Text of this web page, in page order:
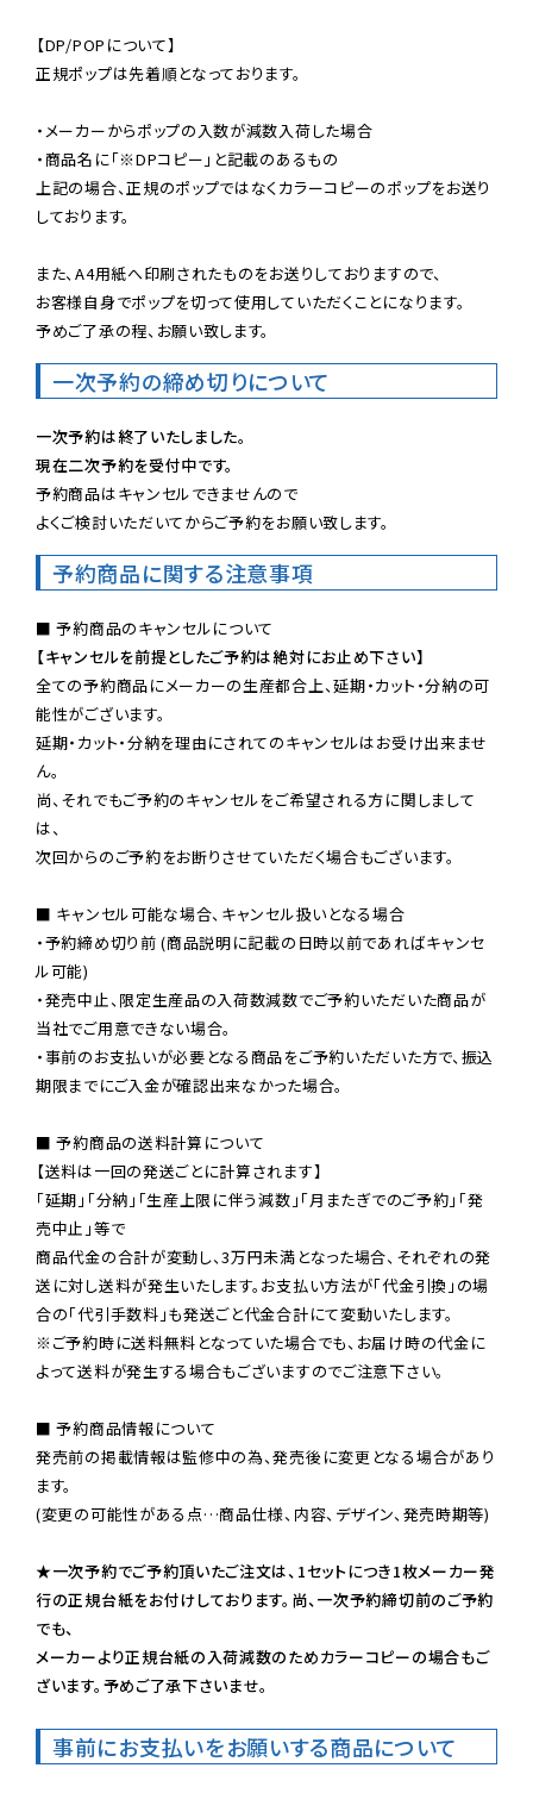
【DP/POPについて】
正規ポップは先着順となっております。
・メーカーからポップの入数が減数入荷した場合
・商品名に「※DPコピー」と記載のあるもの
上記の場合、正規のポップではなくカラーコピーのポップをお送り
しております。
また、A4用紙へ印刷されたものをお送りしておりますので、
お客様自身でポップを切って使用していただくことになります。
予めご了承の程、お願い致します。
一次予約の締め切りについて
一次予約は終了いたしました。
現在二次予約を受付中です。
予約商品はキャンセルできませんので
よくご検討いただいてからご予約をお願い致します。
予約商品に関する注意事項
【キャンセルを前提としたご予約は絶対にお止め下さい】
全ての予約商品にメーカーの生産都合上、延期・カット・分納の可
能性がございます。
延期・カット・分納を理由にされてのキャンセルはお受け出来ませ
ん。
尚、それでもご予約のキャンセルをご希望される方に関しまして
は、
次回からのご予約をお断りさせていただく場合もございます。
■ キャンセル可能な場合、キャンセル扱いとなる場合
・予約締め切り前 (商品説明に記載の日時以前であればキャンセ
ル可能)
・発売中止、限定生産品の入荷数減数でご予約いただいた商品が
当社でご用意できない場合。
・事前のお支払いが必要となる商品をご予約いただいた方で、振込
期限までにご入金が確認出来なかった場合。
■ 予約商品の送料計算について
【送料は一回の発送ごとに計算されます】
「延期」「分納」「生産上限に伴う減数」「月またぎでのご予約」「発
売中止」等で
商品代金の合計が変動し、3万円未満となった場合、それぞれの発
送に対し送料が発生いたします。お支払い方法が「代金引換」の場
※ご予約時に送料無料となっていた場合でも、お届け時の代金に
よって送料が発生する場合もございますのでご注意下さい。
■ 予約商品情報について
発売前の掲載情報は監修中の為、発売後に変更となる場合があり
ます。
(変更の可能性がある点…商品仕様、内容、デザイン、発売時期等)
★一次予約でご予約頂いたご注文は、1セットにつき1枚メーカー発
行の正規台紙をお付けしております。尚、一次予約締切前のご予約
でも、
メーカーより正規台紙の入荷減数のためカラーコピーの場合もご
ざいます。予めご了承下さいませ。
事前にお支払いをお願いする商品について